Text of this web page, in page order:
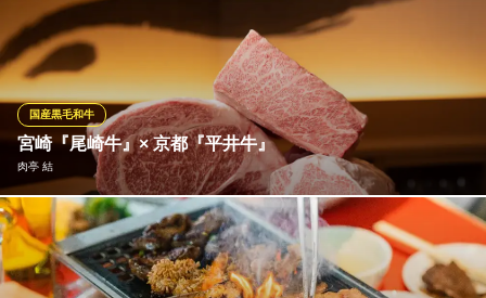
阪急京都線京都河原町駅 徒歩1分
京都府京都市下京区船頭町237-9
焼肉の美味しさは食材管理やカット方法にも大きく左右されま
す。当店では肉好きの店主がこだわり抜いた厳選の肉を、経験豊
富なシェフが最適な厚みや大きさでカットし、食材管理にも心の
注意を払っています。お客様に満足いただける焼肉体験を提供す
るために、常に努力を重ねております。
京洛焼肉やぶ
黒毛和牛＆ホルモン
阪急京都線京都河原町駅 徒歩2分
京都府京都市中京区紙屋町356-2 フィルパーク四条河原町1F
宮崎『尾崎牛』× 京都『平井牛』
肉亭 結
国産黒毛和牛
月間生産70頭でその内国内は20頭のみと希少な『知った事を後悔
する美味』宮崎尾崎牛。 『多くの料理人がその味を認めてきた“肉
の宝”』京都平井牛。 通常和牛の成育期間は28か月前後ですが、